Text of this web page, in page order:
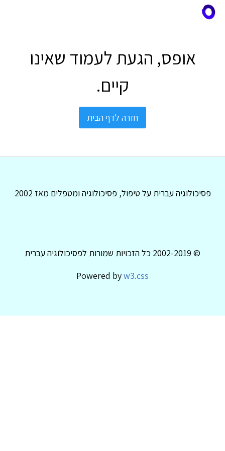
אופס, הגעת לעמוד שאינו
קיים.
חזרה לדף הבית
פסיכולוגיה עברית על טיפול, פסיכולוגיה ומטפלים מאז 2002
© 2002-2019 כל הזכויות שמורות לפסיכולוגיה עברית
Powered byw3.css